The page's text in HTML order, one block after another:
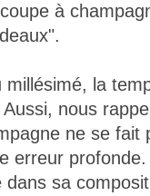
à
la
nous
ne se
erreur
sa